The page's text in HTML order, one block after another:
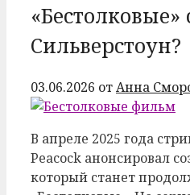
Сильверстоун?
03.06.2026 отАнна
В апреле 2025 года
Peacock анонсировал
который станет